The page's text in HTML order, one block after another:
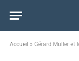
Accueil » Gérard Muller et